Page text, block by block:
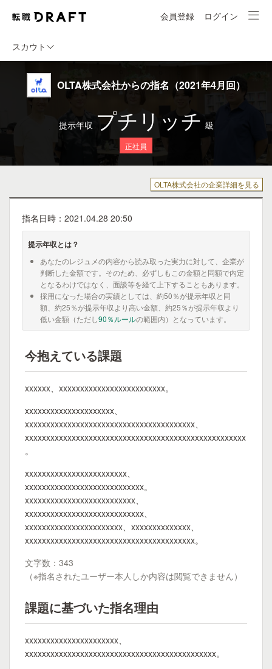
会員登録 ログイン
スカウト
OLTA株式会社からの指名（2021年4月回）
提示年収 プチリッチ 級
正社員
OLTA株式会社の企業詳細を見る
指名日時：2021.04.28 20:50
提示年収とは？
あなたのレジュメの内容から読み取った実力に対して、企業が
判断した金額です。そのため、必ずしもこの金額と同額で内定
となるわけではなく、面談等を経て上下することもあります。
採用になった場合の実績としては、約50％が提示年収と同
額、約25％が提示年収より高い金額、約25％が提示年収より
低い金額（ただし90％ルールの範囲内）となっています。
今抱えている課題
xxxxxx、xxxxxxxxxxxxxxxxxxxxxxxxx。
xxxxxxxxxxxxxxxxxxxxx、
xxxxxxxxxxxxxxxxxxxxxxxxxxxxxxxxxxxxxxxx、
xxxxxxxxxxxxxxxxxxxxxxxxxxxxxxxxxxxxxxxxxxxxxxxxxxxx
。
xxxxxxxxxxxxxxxxxxxxxxxx、
xxxxxxxxxxxxxxxxxxxxxxxxxxxx。
xxxxxxxxxxxxxxxxxxxxxxxxxx、
xxxxxxxxxxxxxxxxxxxxxxxxxxxx、
xxxxxxxxxxxxxxxxxxxxxxx、xxxxxxxxxxxxxx、
xxxxxxxxxxxxxxxxxxxxxxxxxxxxxxxxxxxxxxxx。
文字数：343
（※指名されたユーザー本人しか内容は閲覧できません）
課題に基づいた指名理由
xxxxxxxxxxxxxxxxxxxxxx、
xxxxxxxxxxxxxxxxxxxxxxxxxxxxxxxxxxxxxxxxxxxxx。